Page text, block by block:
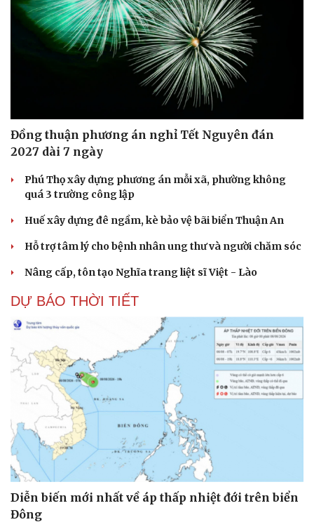
Đồng thuận phương án nghỉ Tết Nguyên đán
2027 dài 7 ngày
Phú Thọ xây dựng phương án mỗi xã, phường không
quá 3 trường công lập
Huế xây dựng đê ngầm, kè bảo vệ bãi biển Thuận An
Hỗ trợ tâm lý cho bệnh nhân ung thư và người chăm sóc
Nâng cấp, tôn tạo Nghĩa trang liệt sĩ Việt - Lào
DỰ BÁO THỜI TIẾT
Diễn biến mới nhất về áp thấp nhiệt đới trên biển
Đông